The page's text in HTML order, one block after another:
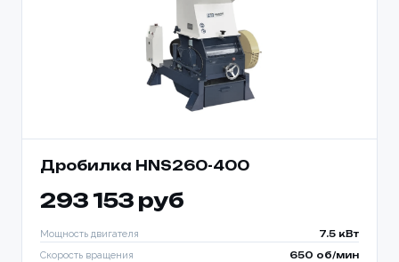
Дробилка HNS260-400
293 153 руб
Мощность двигателя 7.5 кВт
Скорость вращения 650 об/мин